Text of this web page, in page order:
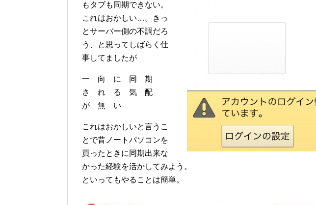
もタブも同期できない。
これはおかしい…。きっ
とサーバー側の不調だろ
う、と思ってしばらく仕
事してましたが
一 向 に 同 期
さ れ る 気 配
が 無 い
これはおかしいと言うこ
とで昔ノートパソコンを
買ったときに同期出来な
かった経験を活かしてみよう。
といってもやることは簡単。